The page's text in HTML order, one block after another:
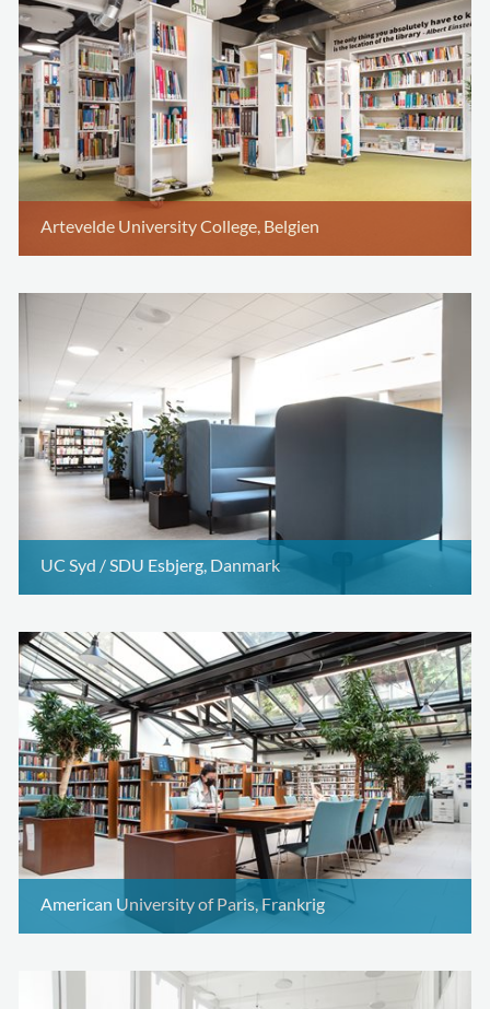
Artevelde University College, Belgien
UC Syd / SDU Esbjerg, Danmark
American University of Paris, Frankrig